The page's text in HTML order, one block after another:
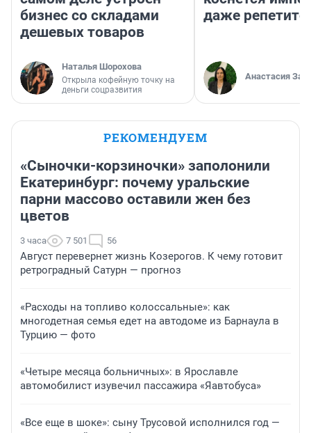
бизнес со складами
дешевых товаров
Наталья Шорохова
Открыла кофейную точку на
деньги соцразвития
даже
Анастасия
РЕКОМЕНДУЕМ
«Сыночки-корзиночки» заполонили
Екатеринбург: почему уральские
парни массово оставили жен без
цветов
3 часа 7 501 56
Август перевернет жизнь Козерогов. К чему готовит
ретроградный Сатурн — прогноз
«Расходы на топливо колоссальные»: как
многодетная семья едет на автодоме из Барнаула в
Турцию — фото
«Четыре месяца больничных»: в Ярославле
автомобилист изувечил пассажира «Яавтобуса»
«Все еще в шоке»: сыну Трусовой исполнился год —